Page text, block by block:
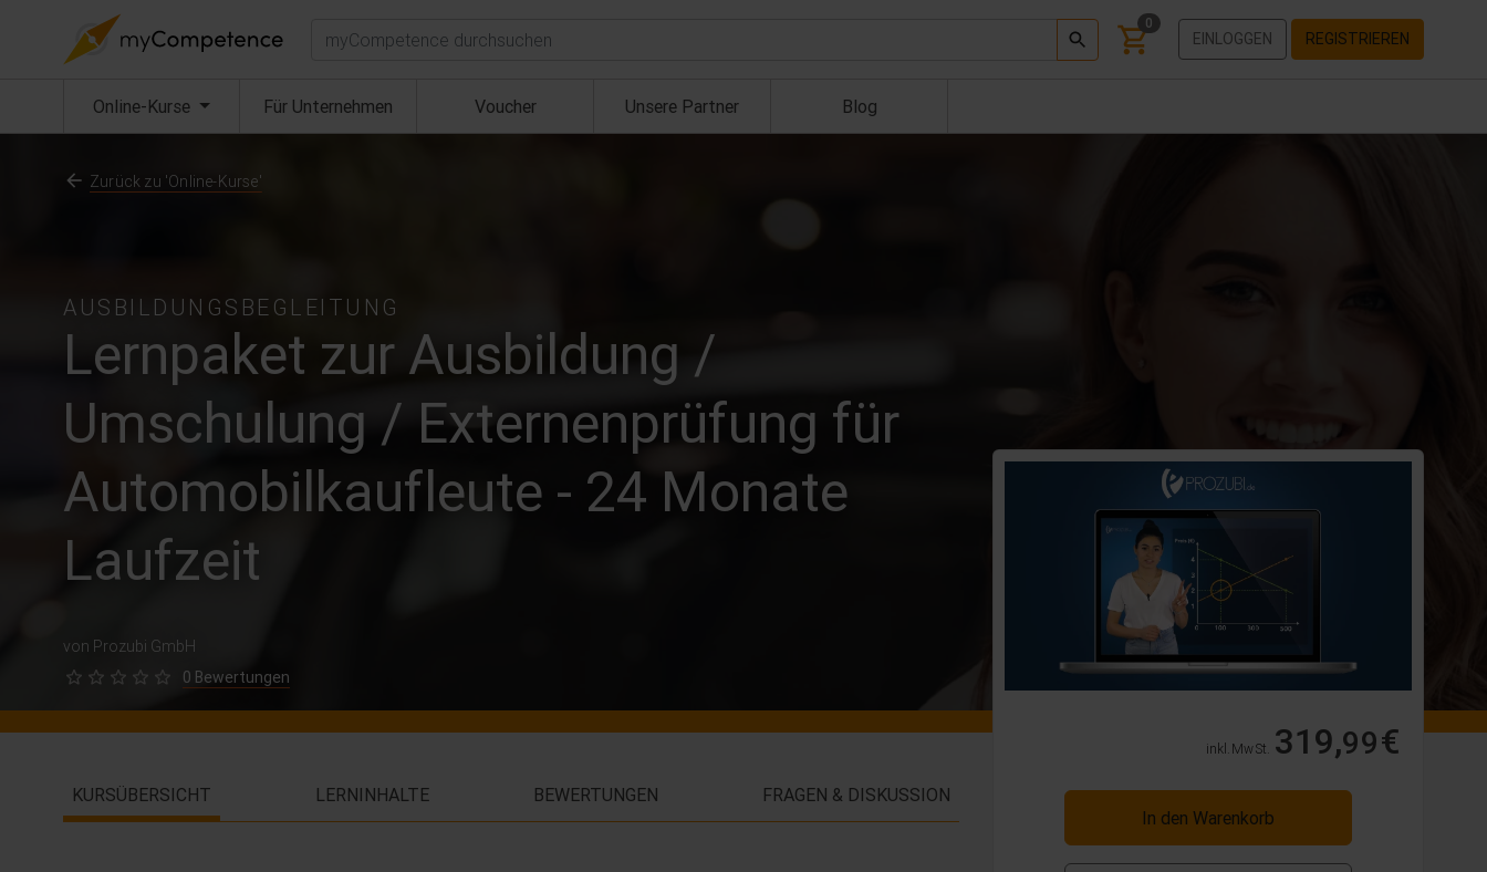
Suchen 0
EINLOGGEN REGISTRIEREN
Online-Kurse (aktuell) Für Unternehmen Voucher Unsere Partner Blog
AUSBILDUNGSBEGLEITUNG
Lernpaket zur Ausbildung /
Umschulung / Externenprüfung für
Automobilkaufleute - 24 Monate
Laufzeit
von Prozubi GmbH
0 Bewertungen
Zurück zu 'Online-Kurse'
inkl. MwSt. 319,99€
In den Warenkorb
KURSÜBERSICHT LERNINHALTE BEWERTUNGEN FRAGEN & DISKUSSION